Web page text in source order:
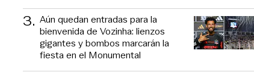
3. Aún quedan entradas para la
bienvenida de Vozinha: lienzos
gigantes y bombos marcarán la
fiesta en el Monumental